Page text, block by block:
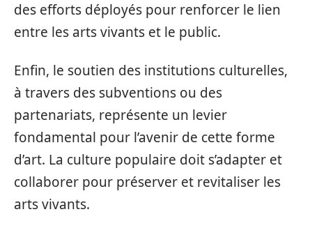
des efforts déployés pour renforcer le lien
entre les arts vivants et le public.
Enfin, le soutien des institutions culturelles,
à travers des subventions ou des
partenariats, représente un levier
fondamental pour l’avenir de cette forme
d’art. La culture populaire doit s’adapter et
collaborer pour préserver et revitaliser les
arts vivants.